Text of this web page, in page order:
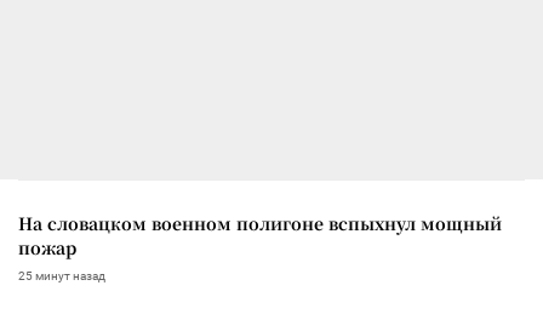
На словацком военном полигоне вспыхнул мощный
пожар
25 минут назад